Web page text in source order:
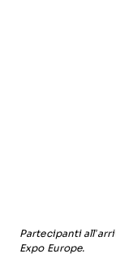
Partecipanti
Expo Europe.